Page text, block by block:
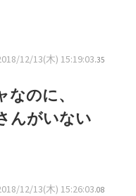
12/13(木) 15:19:03.35
のに、
んがいない
12/13(木) 15:26:03.08